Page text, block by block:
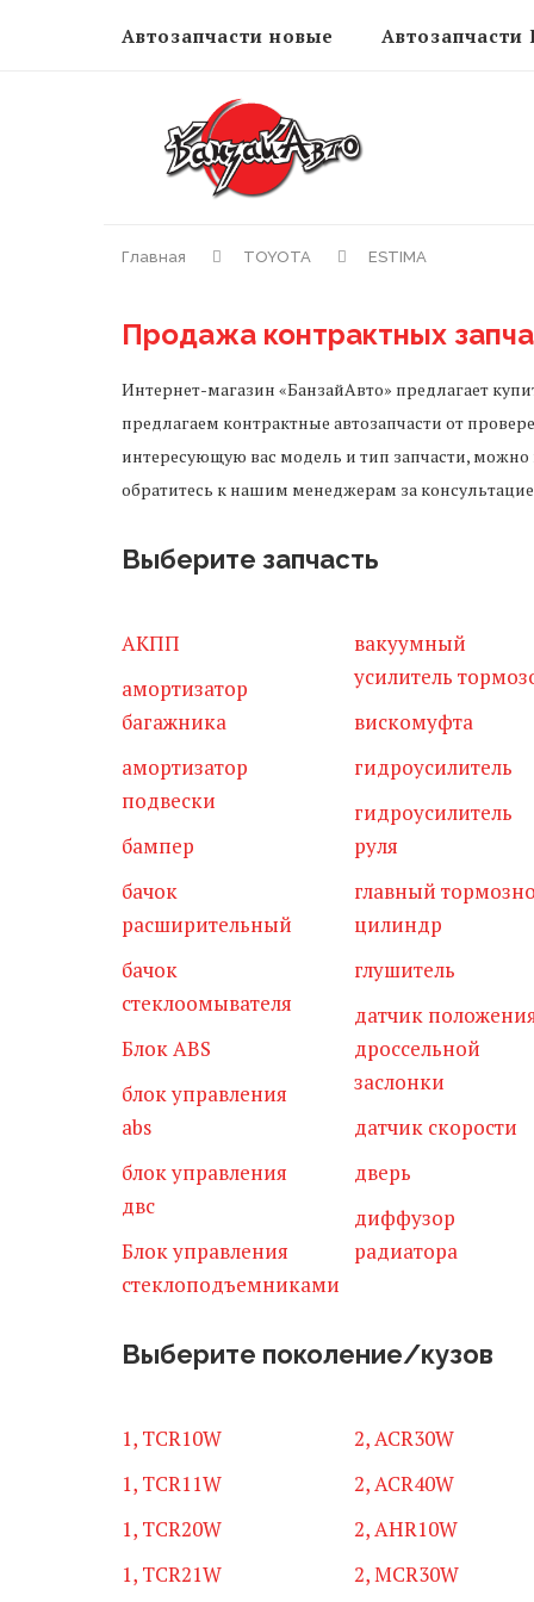
Автозапчасти новые Автозапчасти
Главная TOYOTA ESTIMA
Продажа контрактных
Интернет-магазин «БанзайАвто» предлагает
предлагаем контрактные автозапчасти от
интересующую вас модель и тип запчасти, можно
обратитесь к нашим менеджерам за
Выберите запчасть
АКПП
амортизатор
багажника
амортизатор
подвески
бампер
бачок
расширительный
бачок
стеклоомывателя
Блок ABS
блок управления
abs
блок управления
двс
Блок управления
стеклоподъемниками
вакуумный
усилитель
вискомуфта
гидроусилитель
гидроусилитель
руля
главный
цилиндр
глушитель
датчик
дроссельной
заслонки
датчик скорости
дверь
диффузор
радиатора
Выберите поколение/кузов
1, TCR10W
1, TCR11W
1, TCR20W
1, TCR21W
2, ACR30W
2, ACR40W
2, AHR10W
2, MCR30W